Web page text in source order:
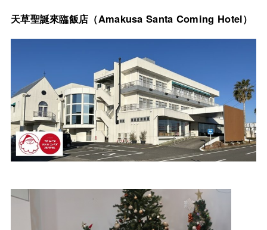
天草聖誕來臨飯店（Amakusa Santa Coming Hotel）